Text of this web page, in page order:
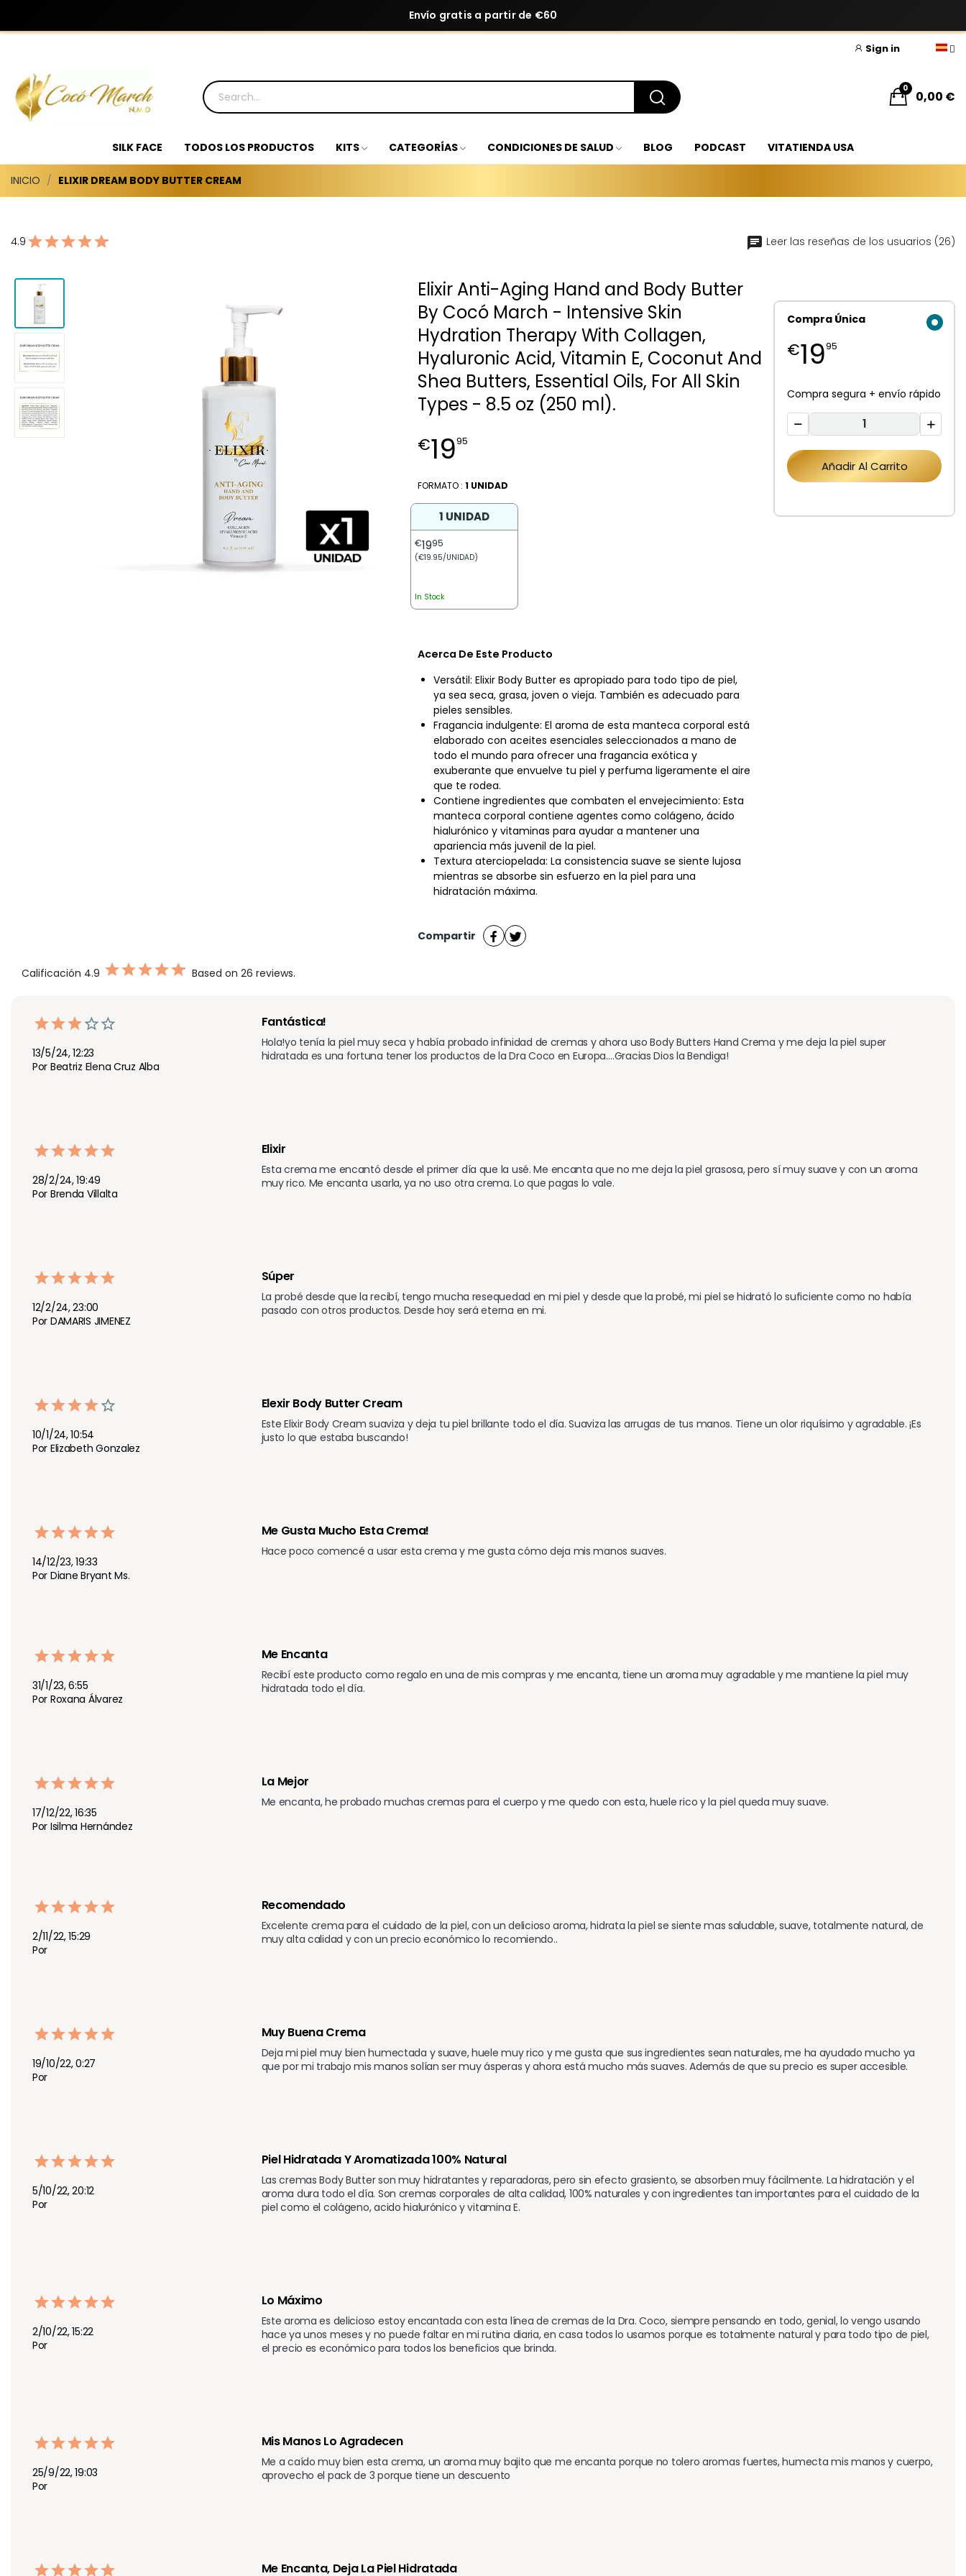
Envío gratis a partir de €60
Sign in
0,00 €
0
SILK FACE TODOS LOS PRODUCTOS KITS CATEGORÍAS CONDICIONES DE SALUD BLOG PODCAST VITATIENDA USA
INICIO ELIXIR DREAM BODY BUTTER CREAM
4.9 Leer las reseñas de los usuarios (26)
Elixir Anti-Aging Hand and Body Butter
By Cocó March - Intensive Skin
Hydration Therapy With Collagen,
Hyaluronic Acid, Vitamin E, Coconut And
Shea Butters, Essential Oils, For All Skin
Types - 8.5 oz (250 ml).
€1995
FORMATO : 1 UNIDAD
1 UNIDAD
€1995
(€19.95/UNIDAD)
In Stock
Acerca De Este Producto
Versátil: Elixir Body Butter es apropiado para todo tipo de piel,
ya sea seca, grasa, joven o vieja. También es adecuado para
pieles sensibles.
Fragancia indulgente: El aroma de esta manteca corporal está
elaborado con aceites esenciales seleccionados a mano de
todo el mundo para ofrecer una fragancia exótica y
exuberante que envuelve tu piel y perfuma ligeramente el aire
que te rodea.
Contiene ingredientes que combaten el envejecimiento: Esta
manteca corporal contiene agentes como colágeno, ácido
hialurónico y vitaminas para ayudar a mantener una
apariencia más juvenil de la piel.
Textura aterciopelada: La consistencia suave se siente lujosa
mientras se absorbe sin esfuerzo en la piel para una
hidratación máxima.
Compra Única
€1995
Compra segura + envío rápido
Añadir Al Carrito
Compartir
Calificación 4.9 Based on 26 reviews.
13/5/24, 12:23
Por Beatriz Elena Cruz Alba
Fantástica!
Hola!yo tenía la piel muy seca y había probado infinidad de cremas y ahora uso Body Butters Hand Crema y me deja la piel super
hidratada es una fortuna tener los productos de la Dra Coco en Europa….Gracias Dios la Bendiga!
28/2/24, 19:49
Por Brenda Villalta
Elixir
Esta crema me encantó desde el primer día que la usé. Me encanta que no me deja la piel grasosa, pero sí muy suave y con un aroma
muy rico. Me encanta usarla, ya no uso otra crema. Lo que pagas lo vale.
12/2/24, 23:00
Por DAMARIS JIMENEZ
Súper
La probé desde que la recibí, tengo mucha resequedad en mi piel y desde que la probé, mi piel se hidrató lo suficiente como no había
pasado con otros productos. Desde hoy será eterna en mi.
10/1/24, 10:54
Por Elizabeth Gonzalez
Elexir Body Butter Cream
Este Elixir Body Cream suaviza y deja tu piel brillante todo el día. Suaviza las arrugas de tus manos. Tiene un olor riquísimo y agradable. ¡Es
justo lo que estaba buscando!
14/12/23, 19:33
Por Diane Bryant Ms.
Me Gusta Mucho Esta Crema!
Hace poco comencé a usar esta crema y me gusta cómo deja mis manos suaves.
31/1/23, 6:55
Por Roxana Álvarez
Me Encanta
Recibí este producto como regalo en una de mis compras y me encanta, tiene un aroma muy agradable y me mantiene la piel muy
hidratada todo el día.
17/12/22, 16:35
Por Isilma Hernández
La Mejor
Me encanta, he probado muchas cremas para el cuerpo y me quedo con esta, huele rico y la piel queda muy suave.
2/11/22, 15:29
Por
Recomendado
Excelente crema para el cuidado de la piel, con un delicioso aroma, hidrata la piel se siente mas saludable, suave, totalmente natural, de
muy alta calidad y con un precio económico lo recomiendo..
19/10/22, 0:27
Por
Muy Buena Crema
Deja mi piel muy bien humectada y suave, huele muy rico y me gusta que sus ingredientes sean naturales, me ha ayudado mucho ya
que por mi trabajo mis manos solían ser muy ásperas y ahora está mucho más suaves. Además de que su precio es super accesible.
5/10/22, 20:12
Por
Piel Hidratada Y Aromatizada 100% Natural
Las cremas Body Butter son muy hidratantes y reparadoras, pero sin efecto grasiento, se absorben muy fácilmente. La hidratación y el
aroma dura todo el día. Son cremas corporales de alta calidad, 100% naturales y con ingredientes tan importantes para el cuidado de la
piel como el colágeno, acido hialurónico y vitamina E.
2/10/22, 15:22
Por
Lo Máximo
Este aroma es delicioso estoy encantada con esta línea de cremas de la Dra. Coco, siempre pensando en todo, genial, lo vengo usando
hace ya unos meses y no puede faltar en mi rutina diaria, en casa todos lo usamos porque es totalmente natural y para todo tipo de piel,
el precio es económico para todos los beneficios que brinda.
25/9/22, 19:03
Por
Mis Manos Lo Agradecen
Me a caído muy bien esta crema, un aroma muy bajito que me encanta porque no tolero aromas fuertes, humecta mis manos y cuerpo,
aprovecho el pack de 3 porque tiene un descuento
Me Encanta, Deja La Piel Hidratada